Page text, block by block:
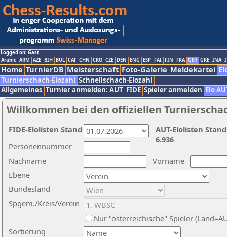
Logged on: Gast
Arabic ARM AZE BIH BUL CAT CHN CRO CZE DEN ENG ESP FAI FIN FRA GER GRE INA
Home TurnierDB Meisterschaft Foto-Galerie Meldekartei
Turnierschach-Elozahl Schnellschach-Elozahl
Allgemeines Turnier anmelden: AUT FIDE Spieler anmelden Elo
Willkommen bei den offiziellen
Nachname
Vorname
Ebene
Sortierung
Personennummer
Bundesland
Spgem./Kreis/Verein
Nur "österreichische" Spieler
AUT-Elolisten
6.936
FIDE-Elolisten Stand